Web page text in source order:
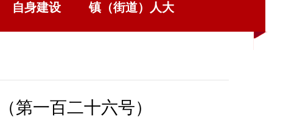
自身建设 镇（街道）人大
第一百二十六号）